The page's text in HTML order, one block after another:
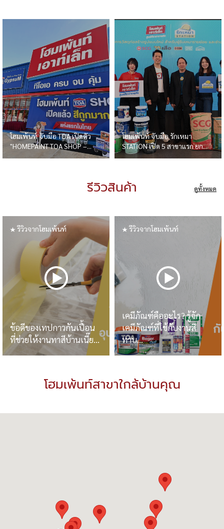
โฮมเพ้นท์ จับมือ TOA เปิดตัว
"HOMEPAINT TOA SHOP –...
โฮมเพ้นท์ จับมือ รักเหมา
STATION เปิด 5 สาขาแรก ยก...
รีวิวสินค้า ดูทั้งหมด
รีวิวจากโฮมเพ้นท์
ข้อดีของเทปกาวกันเปื้อน
ที่ช่วยให้งานทาสีบ้านเนี๊ย...
รีวิวจากโฮมเพ้นท์
เคมีภัณฑ์คืออะไร? รู้จัก
เคมีภัณฑ์ที่ใช้กับงานสี
ทาบ...
โฮมเพ้นท์สาขาใกล้บ้านคุณ